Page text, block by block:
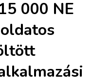
000 NE